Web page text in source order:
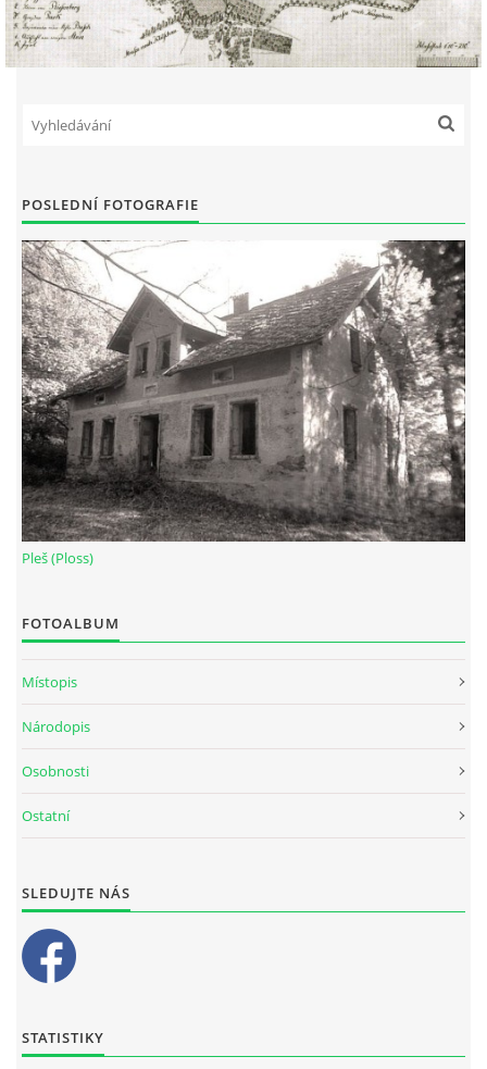
POSLEDNÍ FOTOGRAFIE
Pleš (Ploss)
FOTOALBUM
Místopis
Národopis
Osobnosti
Ostatní
SLEDUJTE NÁS
STATISTIKY